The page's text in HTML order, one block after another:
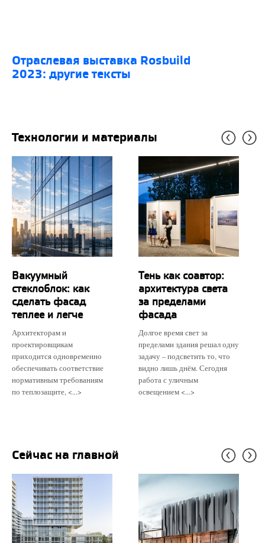
отраслевая выставка Rosbuild
2023: другие тексты
Технологии и материалы
Вакуумный
стеклоблок: как
сделать фасад
теплее и легче
Архитекторам и
проектировщикам
приходится одновременно
обеспечивать соответствие
нормативным требованиям
по теплозащите, <...>
Тень как соавтор:
архитектура света
за пределами
фасада
Долгое время свет за
пределами здания решал одну
задачу – подсветить то, что
видно лишь днём. Сегодня
работа с уличным
освещением <...>
Сейчас на главной